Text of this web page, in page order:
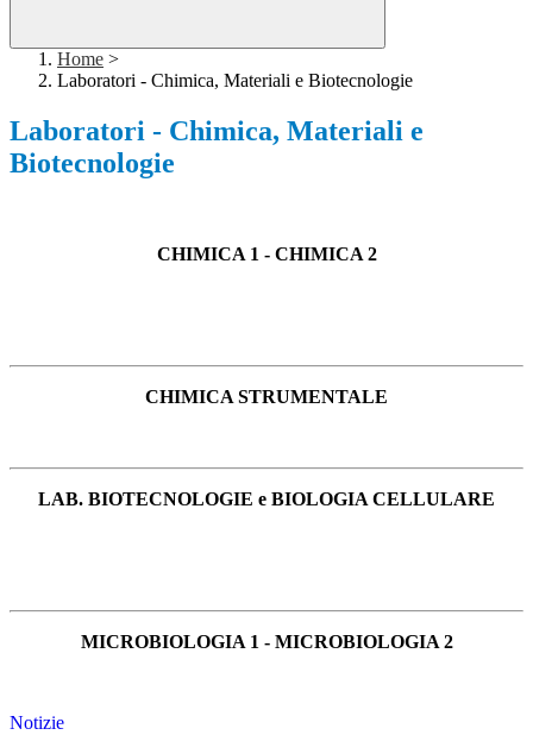
Home >
Laboratori - Chimica, Materiali e Biotecnologie
Laboratori - Chimica, Materiali e
Biotecnologie
CHIMICA 1 - CHIMICA 2
CHIMICA STRUMENTALE
LAB. BIOTECNOLOGIE e BIOLOGIA CELLULARE
MICROBIOLOGIA 1 - MICROBIOLOGIA 2
Notizie